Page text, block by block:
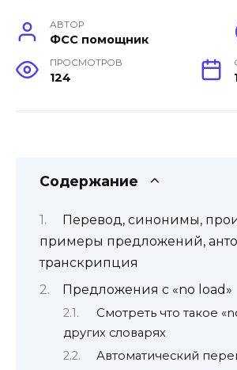
АВТОР
ФСС помощник
ПРОСМОТРОВ
124
Содержание
Перевод, синонимы,
примеры предложений,
транскрипция
Предложения с «no load»
Смотреть что такое
других словарях
Автоматический